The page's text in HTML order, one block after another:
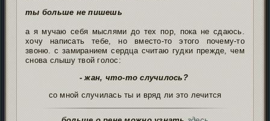
ты больше не пишешь
а я мучаю себя мыслями до тех пор, пока не сдаюсь.
хочу написать тебе, но вместо-то этого почему-то
звоню. с замиранием сердца считаю гудки прежде, чем
снова слышу твой голос:
- жан, что-то случилось?
со мной случилась ты и вряд ли это лечится